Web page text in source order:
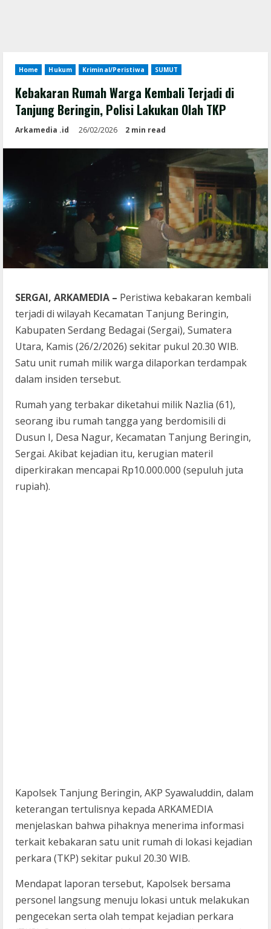
Home Hukum Kriminal/Peristiwa SUMUT
Kebakaran Rumah Warga Kembali Terjadi di
Tanjung Beringin, Polisi Lakukan Olah TKP
Arkamedia .id 26/02/2026 2 min read
SERGAI, ARKAMEDIA – Peristiwa kebakaran kembali
terjadi di wilayah Kecamatan Tanjung Beringin,
Kabupaten Serdang Bedagai (Sergai), Sumatera
Utara, Kamis (26/2/2026) sekitar pukul 20.30 WIB.
Satu unit rumah milik warga dilaporkan terdampak
dalam insiden tersebut.
Rumah yang terbakar diketahui milik Nazlia (61),
seorang ibu rumah tangga yang berdomisili di
Dusun I, Desa Nagur, Kecamatan Tanjung Beringin,
Sergai. Akibat kejadian itu, kerugian materil
diperkirakan mencapai Rp10.000.000 (sepuluh juta
rupiah).
Kapolsek Tanjung Beringin, AKP Syawaluddin, dalam
keterangan tertulisnya kepada ARKAMEDIA
menjelaskan bahwa pihaknya menerima informasi
terkait kebakaran satu unit rumah di lokasi kejadian
perkara (TKP) sekitar pukul 20.30 WIB.
Mendapat laporan tersebut, Kapolsek bersama
personel langsung menuju lokasi untuk melakukan
pengecekan serta olah tempat kejadian perkara